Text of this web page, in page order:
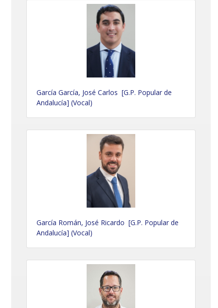
García García, José Carlos [G.P. Popular de
Andalucía] (Vocal)
García Román, José Ricardo [G.P. Popular de
Andalucía] (Vocal)